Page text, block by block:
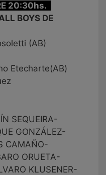
20:30hs.
BOYS DE
(AB)
Etecharte(AB)
SEQUEIRA-
GONZÁLEZ-
CAMAÑO-
ORUETA-
KLUSENER-